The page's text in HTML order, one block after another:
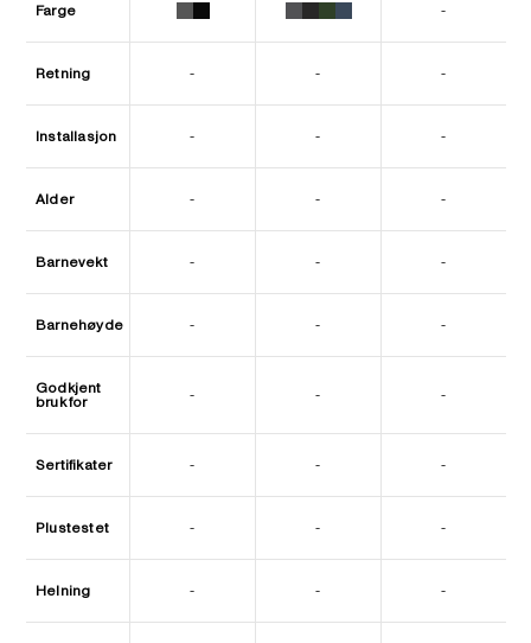
Farge -
Retning - - -
Installasjon - - -
Alder - - -
Barnevekt - - -
Barnehøyde - - -
Godkjent
bruk for
- - -
Sertifikater - - -
Plustestet - - -
Helning - - -